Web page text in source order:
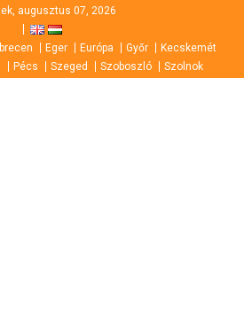
augusztus 07, 2026
Eger Európa Győr
Kecskemét
Pécs Szeged Szoboszló Szolnok